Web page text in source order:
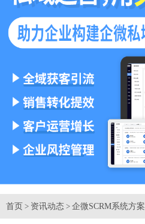
首页 > 资讯动态 > 企微SCRM系统方案